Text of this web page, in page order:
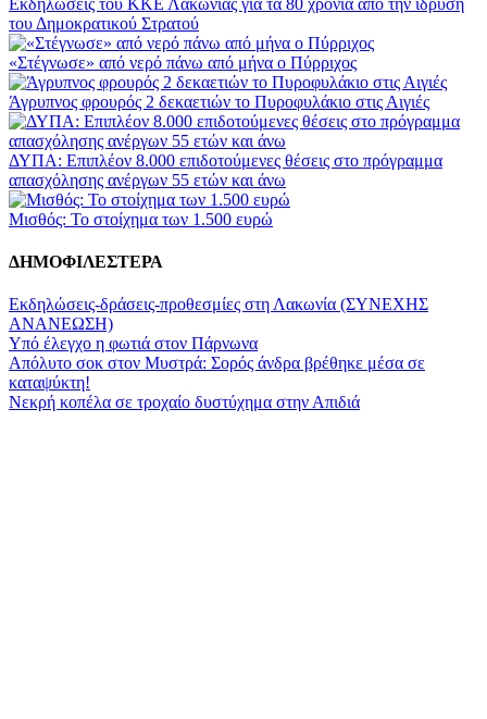
του Δημοκρατικού Στρατού
«Στέγνωσε» από νερό πάνω από μήνα ο Πύρριχος
Άγρυπνος φρουρός 2 δεκαετιών το Πυροφυλάκιο στις Αιγιές
ΔΥΠΑ: Επιπλέον 8.000 επιδοτούμενες θέσεις στο πρόγραμμα
απασχόλησης ανέργων 55 ετών και άνω
Μισθός: Το στοίχημα των 1.500 ευρώ
ΔΗΜΟΦΙΛΕΣΤΕΡΑ
Εκδηλώσεις-δράσεις-προθεσμίες στη Λακωνία (ΣΥΝΕΧΗΣ
ΑΝΑΝΕΩΣΗ)
Υπό έλεγχο η φωτιά στον Πάρνωνα
Απόλυτο σοκ στον Μυστρά: Σορός άνδρα βρέθηκε μέσα σε
καταψύκτη!
Νεκρή κοπέλα σε τροχαίο δυστύχημα στην Απιδιά